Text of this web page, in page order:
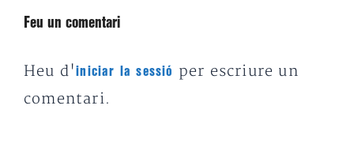
Feu un comentari
Heu d'iniciar la sessió
per escriure un
comentari.